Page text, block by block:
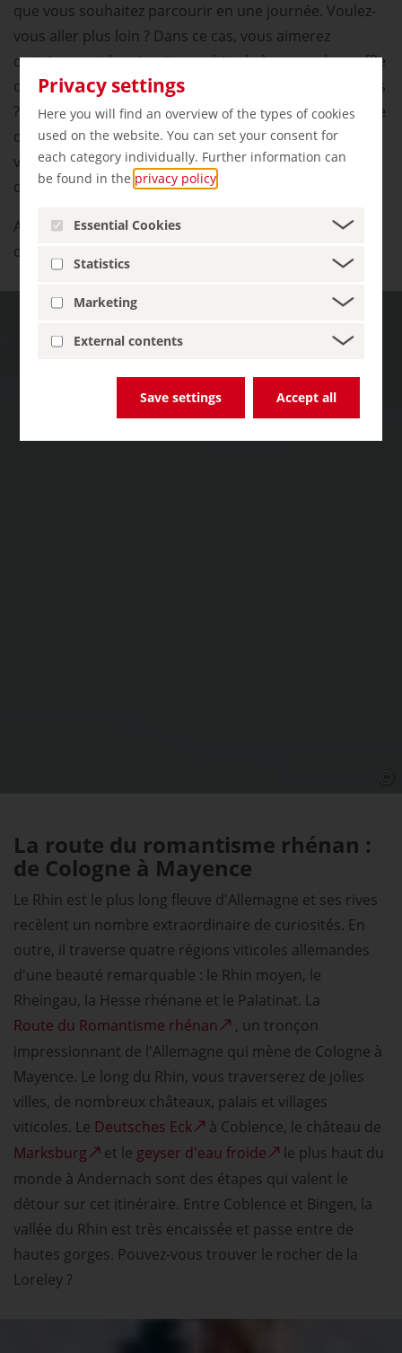
Privacy settings
Here you will find an overview of the types of cookies
used on the website. You can set your consent for
each category individually. Further information can
be found in the privacy policy
Essential Cookies
Statistics
Marketing
External contents
Save settings Accept all
que vous souhaitez parcourir en une journée. Voulez-
vous aller plus loin ? Dans ce cas, vous aimerez
certainement les circuits en altitude à couper le souffle
des routes alpines allemandes. Vous aimez les courbes
? Vous pourrez ensuite emprunter la route de l'ardoise
de la Moselle. Sinon, partez en camping-car ou en
voiture et regardez : nous avons quelques suggestions
d'itinéraires pour vous !
Astuce : il y a également de nombreux itinéraires à
découvrir à pied ou à vélo.
La route du romantisme rhénan :
de Cologne à Mayence
Le Rhin est le plus long fleuve d'Allemagne et ses rives
recèlent un nombre extraordinaire de curiosités. En
outre, il traverse quatre régions viticoles allemandes
d'une beauté remarquable : le Rhin moyen, le
Rheingau, la Hesse rhénane et le Palatinat. La
Route du Romantisme rhénan
, un tronçon
impressionnant de l'Allemagne qui mène de Cologne à
Mayence. Le long du Rhin, vous traverserez de jolies
villes, de nombreux châteaux, palais et villages
viticoles. Le Deutsches Eck
à Coblence, le château de
Marksburg
et le geyser d'eau froide
le plus haut du
monde à Andernach sont des étapes qui valent le
détour sur cet itinéraire. Entre Coblence et Bingen, la
vallée du Rhin est très encaissée et passe entre de
hautes gorges. Pouvez-vous trouver le rocher de la
Loreley ?